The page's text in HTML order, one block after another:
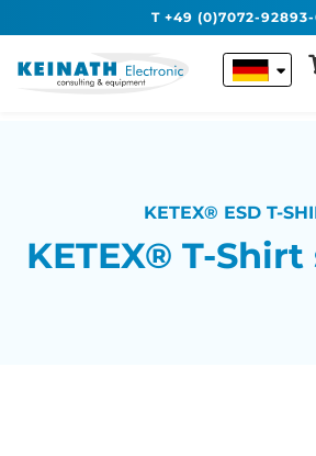
T +49 (0)7072-
KETEX® ESD T-
KETEX® T-